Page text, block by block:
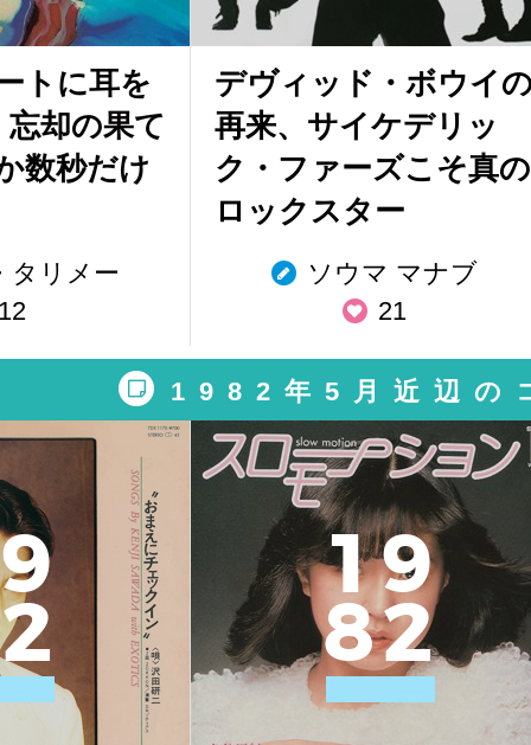
トに耳を
却の果て
数秒だけ
タリメー
デヴィッド・ボウイ
再来、サイケデリッ
ク・ファーズこそ真の
ロックスター
ソウマ マナブ
21
1982年5月近辺の
9
2
19
82